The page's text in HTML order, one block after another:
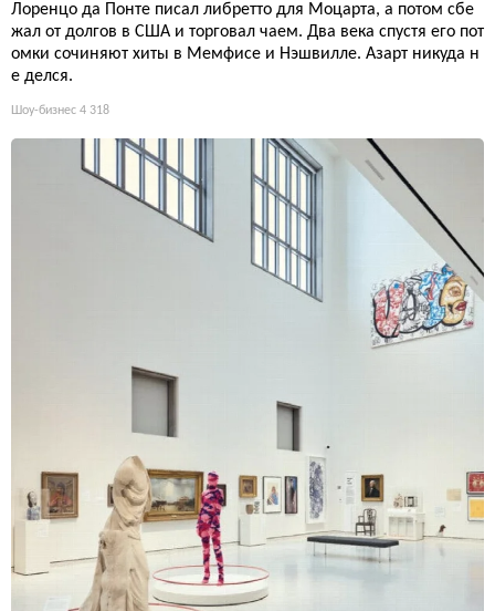
Лоренцо да Понте писал либретто для Моцарта, а потом сбе
жал от долгов в США и торговал чаем. Два века спустя его пот
омки сочиняют хиты в Мемфисе и Нэшвилле. Азарт никуда н
е делся.
Шоу-бизнес 4 318